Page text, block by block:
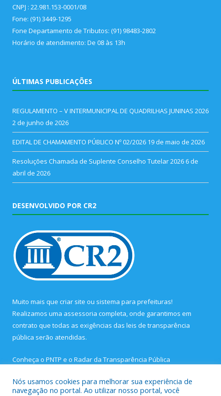
CNPJ : 22.981.153-0001/08
Fone: (91) 3449-1295
Fone Departamento de Tributos: (91) 98483-2802
Horário de atendimento: De 08 às 13h
ÚLTIMAS PUBLICAÇÕES
REGULAMENTO – V INTERMUNICIPAL DE QUADRILHAS JUNINAS 2026
2 de junho de 2026
EDITAL DE CHAMAMENTO PÚBLICO Nº 02/2026 19 de maio de 2026
Resoluções Chamada de Suplente Conselho Tutelar 2026 6 de
abril de 2026
DESENVOLVIDO POR CR2
Muito mais que criar site ou sistema para prefeituras!
Realizamos uma assessoria completa, onde garantimos em
contrato que todas as exigências das leis de transparência
pública serão atendidas.
Conheça o PNTP e o Radar da Transparência Pública
Nós usamos cookies para melhorar sua experiência de
navegação no portal. Ao utilizar nosso portal, você